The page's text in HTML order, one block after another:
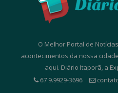
O Melhor Portal de
acontecimentos da nossa
aqui. Diário Itaporã, a
67 9.9929-3696